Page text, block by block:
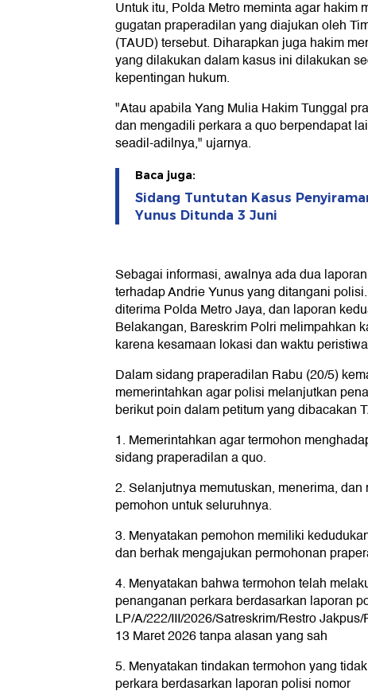
Untuk itu, Polda Metro meminta agar hakim
gugatan praperadilan yang diajukan oleh
(TAUD) tersebut. Diharapkan juga hakim
yang dilakukan dalam kasus ini dilakukan
kepentingan hukum.
"Atau apabila Yang Mulia Hakim Tunggal
dan mengadili perkara a quo berpendapat
seadil-adilnya," ujarnya.
Baca juga:
Sidang Tuntutan Kasus
Yunus Ditunda 3 Juni
Sebagai informasi, awalnya ada dua
terhadap Andrie Yunus yang ditangani
diterima Polda Metro Jaya, dan laporan
Belakangan, Bareskrim Polri melimpahkan
karena kesamaan lokasi dan waktu
Dalam sidang praperadilan Rabu (20/5)
memerintahkan agar polisi melanjutkan
berikut poin dalam petitum yang dibacakan
1. Memerintahkan agar termohon
sidang praperadilan a quo.
2. Selanjutnya memutuskan, menerima,
pemohon untuk seluruhnya.
3. Menyatakan pemohon memiliki
dan berhak mengajukan permohonan
4. Menyatakan bahwa termohon telah
penanganan perkara berdasarkan laporan
LP/A/222/III/2026/Satreskrim/Restro
13 Maret 2026 tanpa alasan yang sah
5. Menyatakan tindakan termohon yang
perkara berdasarkan laporan polisi nomor